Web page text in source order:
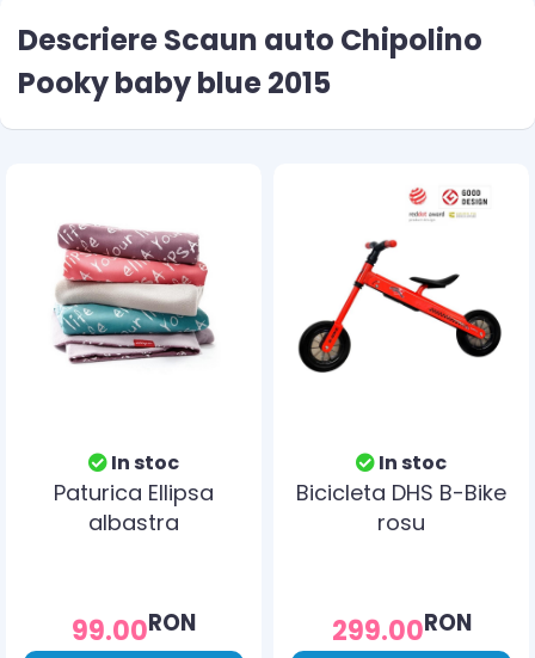
Descriere Scaun auto Chipolino
Pooky baby blue 2015
In stoc
Paturica Ellipsa
albastra
99.00RON
In stoc
Bicicleta DHS B-Bike
rosu
299.00RON